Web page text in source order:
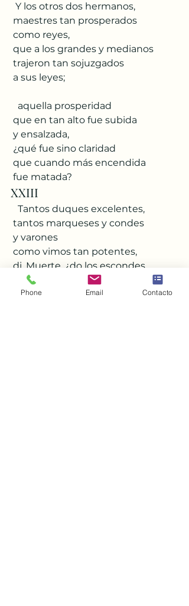
Y los otros dos hermanos,
maestres tan prosperados
como reyes,
que a los grandes y medianos
trajeron tan sojuzgados
a sus leyes;
aquella prosperidad
que en tan alto fue subida
y ensalzada,
¿qué fue sino claridad
que cuando más encendida
fue matada?
XXIII
Tantos duques excelentes,
tantos marqueses y condes
y varones
como vimos tan potentes,
di, Muerte, ¿do los escondes
y traspones?
Phone Email Contacto